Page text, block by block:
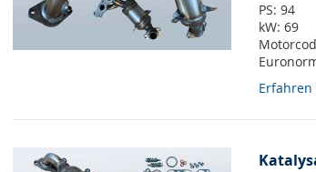
PS:94
kW:69
Erfahren